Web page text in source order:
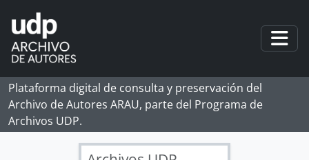
Skip to main content
Plataforma digital de consulta y preservación del
Archivo de Autores ARAU, parte del Programa de
Archivos UDP.